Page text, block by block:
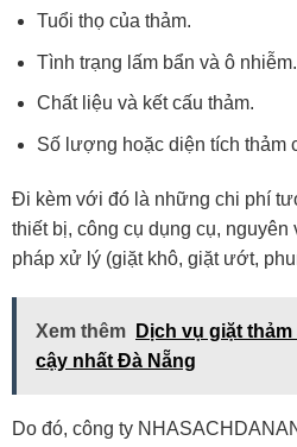
Tuổi thọ của thảm.
Tình trạng lấm bẩn và ô nhiễm.
Chất liệu và kết cấu thảm.
Số lượng hoặc diện tích thảm
Đi kèm với đó là những chi phí
thiết bị, công cụ dụng cụ,
pháp xử lý (giặt khô, giặt ướt,
Xem thêm
Dịch vụ giặt
cậy nhất Đà Nẵng
Do đó, công ty